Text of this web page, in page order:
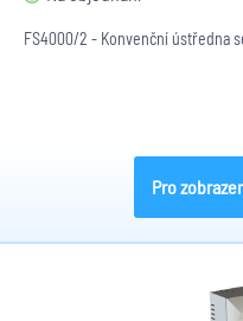
FS4000/2 - Konvenční ústředna
Pro